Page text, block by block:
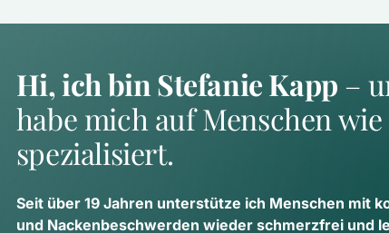
Hi, ich bin Stefanie Kapp –
habe mich auf Menschen
spezialisiert.
Seit über 19 Jahren unterstütze ich Menschen mit
und Nackenbeschwerden wieder schmerzfrei und